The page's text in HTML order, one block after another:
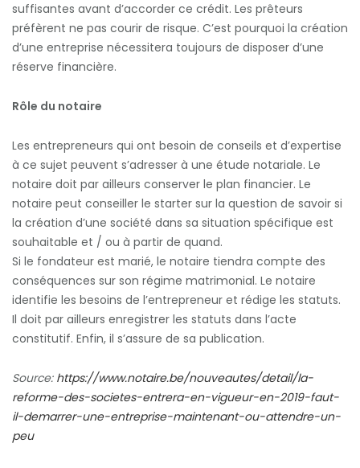
suffisantes avant d’accorder ce crédit. Les prêteurs
préfèrent ne pas courir de risque. C’est pourquoi la création
d’une entreprise nécessitera toujours de disposer d’une
réserve financière.
Rôle du notaire
Les entrepreneurs qui ont besoin de conseils et d’expertise
à ce sujet peuvent s’adresser à une étude notariale. Le
notaire doit par ailleurs conserver le plan financier. Le
notaire peut conseiller le starter sur la question de savoir si
la création d’une société dans sa situation spécifique est
souhaitable et / ou à partir de quand.
Si le fondateur est marié, le notaire tiendra compte des
conséquences sur son régime matrimonial. Le notaire
identifie les besoins de l’entrepreneur et rédige les statuts.
Il doit par ailleurs enregistrer les statuts dans l’acte
constitutif. Enfin, il s’assure de sa publication.
Source: https://www.notaire.be/nouveautes/detail/la-
reforme-des-societes-entrera-en-vigueur-en-2019-faut-
il-demarrer-une-entreprise-maintenant-ou-attendre-un-
peu